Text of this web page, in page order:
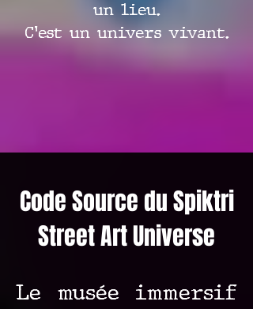
un lieu.
C’est un univers vivant.
Code Source du Spiktri
Street Art Universe
Le musée immersif